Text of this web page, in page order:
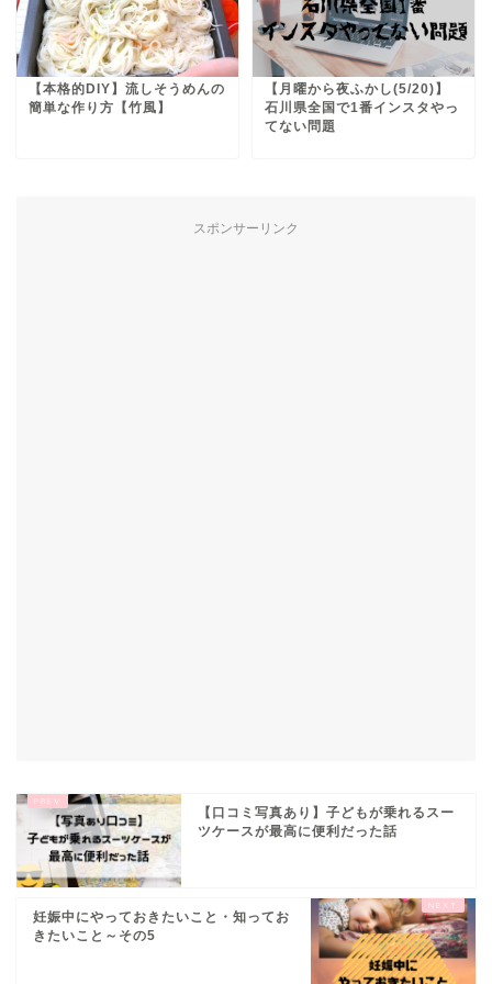
【本格的DIY】流しそうめんの
簡単な作り方【竹風】
【月曜から夜ふかし(5/20)】
石川県全国で1番インスタやっ
てない問題
スポンサーリンク
【口コミ写真あり】子どもが乗れるスー
ツケースが最高に便利だった話
妊娠中にやっておきたいこと・知ってお
きたいこと～その5